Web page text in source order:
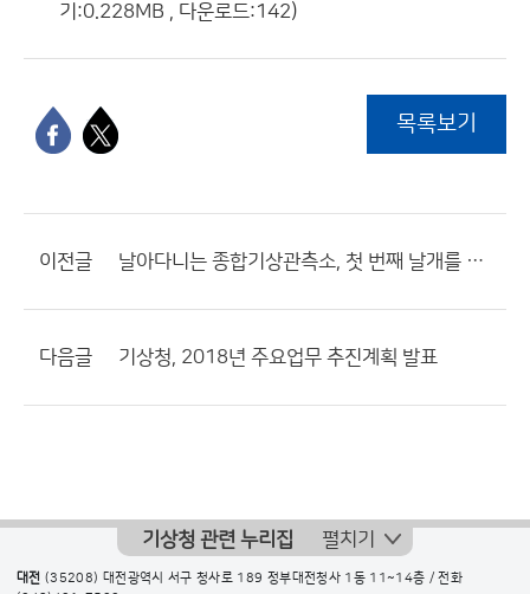
기:0.228MB , 다운로드:142)
목록보기
이전글 날아다니는 종합기상관측소, 첫 번째 날개를 펴다!
다음글 기상청, 2018년 주요업무 추진계획 발표
기상청 관련 누리집 펼치기
대전 (35208) 대전광역시 서구 청사로 189 정부대전청사 1동 11~14층 / 전화